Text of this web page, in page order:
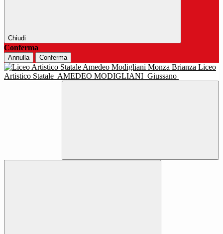
Chiudi
Conferma
Annulla Conferma
Liceo
Artistico Statale AMEDEO MODIGLIANI Giussano